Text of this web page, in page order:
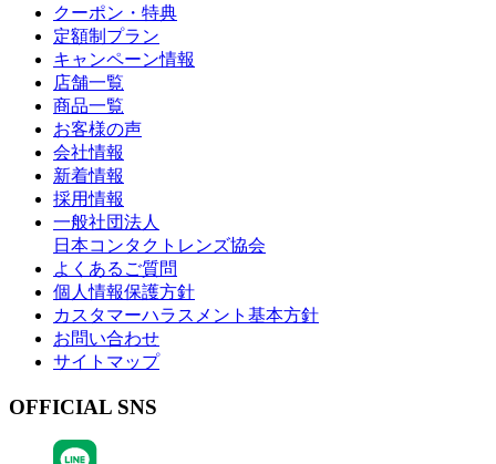
クーポン・特典
定額制プラン
キャンペーン情報
店舗一覧
商品一覧
お客様の声
会社情報
新着情報
採用情報
一般社団法人
日本コンタクトレンズ協会
よくあるご質問
個人情報保護方針
カスタマーハラスメント基本方針
お問い合わせ
サイトマップ
OFFICIAL SNS